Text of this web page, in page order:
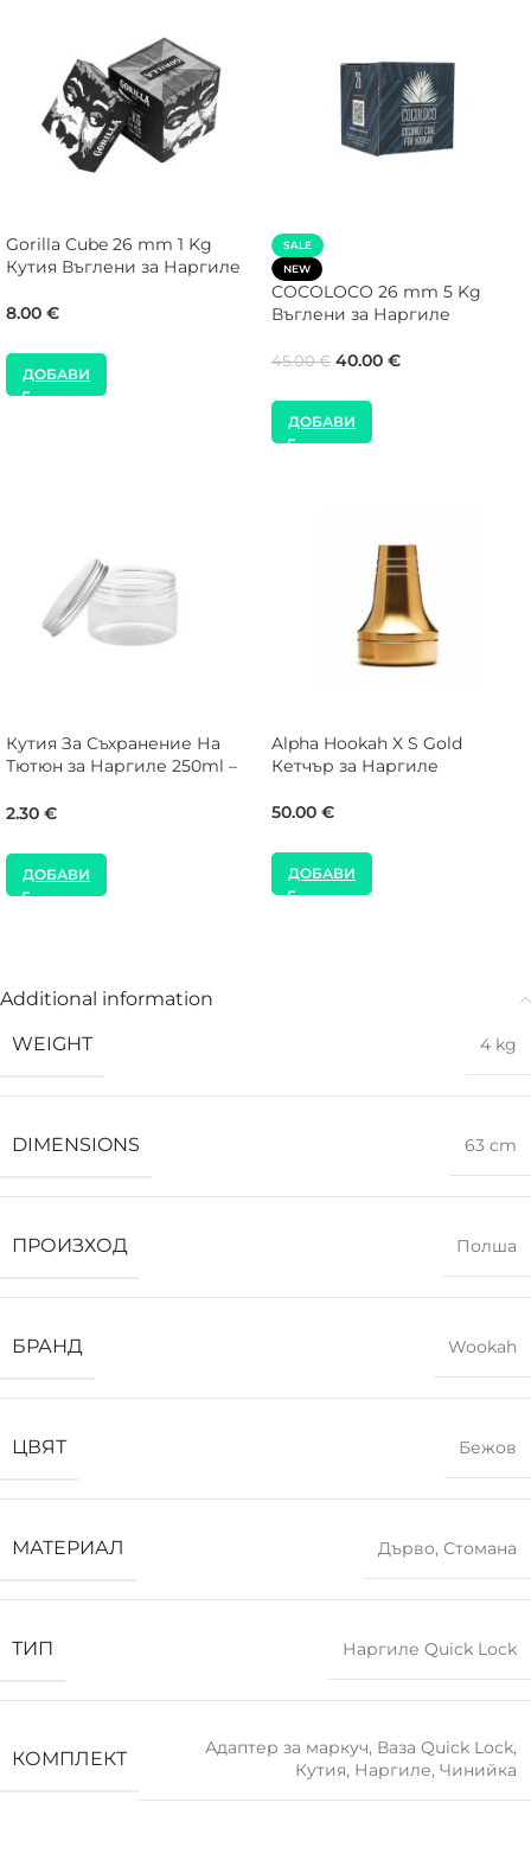
Gorilla Cube 26 mm 1 Kg
Кутия Въглени за Наргиле
8.00 €
ДОБАВИ
SALE
NEW
COCOLOCO 26 mm 5 Kg
Въглени за Наргиле
45.00€ 40.00 €
ДОБАВИ
Кутия За Съхранение На
Тютюн за Наргиле 250ml –
2.30 €
ДОБАВИ
Alpha Hookah X S Gold
Кетчър за Наргиле
50.00 €
ДОБАВИ
Additional information
WEIGHT
4 kg
DIMENSIONS 63 cm
ПРОИЗХОД Полша
БРАНД Wookah
ЦВЯТ Бежов
МАТЕРИАЛ Дърво, Стомана
ТИП Наргиле Quick Lock
КОМПЛЕКТ Адаптер за маркуч, Ваза Quick Lock,
Кутия, Наргиле, Чинийка